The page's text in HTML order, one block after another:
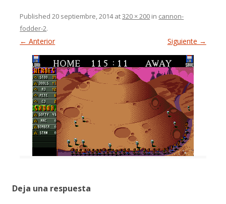
Published20 septiembre, 2014at320 × 200 in cannon-
fodder-2.
← Anterior Siguiente →
Deja una respuesta